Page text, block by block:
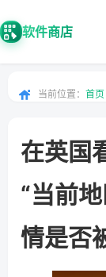
软件商店
当前位置： 首页
在英国
“当前
情是否